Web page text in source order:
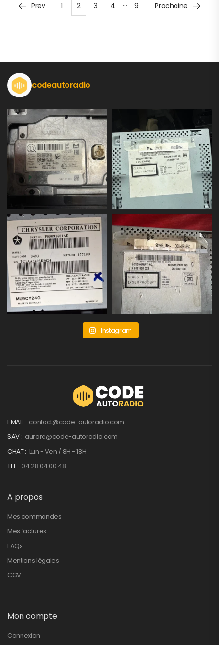
Prev 1 2 3 4 … 9 Prochaine
codeautoradio
Instagram
EMAIL : contact@code-autoradio.com
SAV : aurore@code-autoradio.com
CHAT : Lun - Ven / 8H - 18H
TEL : 04 28 04 00 48
A propos
Mes commandes
Mes factures
FAQs
Mentions légales
CGV
Mon compte
Connexion